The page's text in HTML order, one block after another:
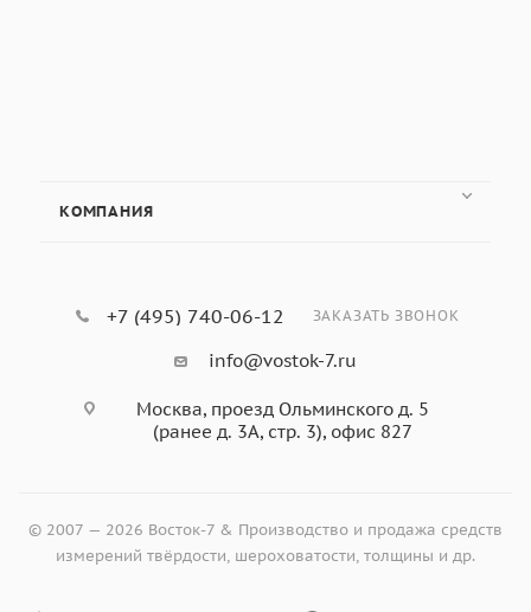
КОМПАНИЯ
+7 (495) 740-06-12 ЗАКАЗАТЬ ЗВОНОК
info@vostok-7.ru
Москва, проезд Ольминского д. 5
(ранее д. 3А, стр. 3), офис 827
© 2007 — 2026 Восток-7 & Производство и продажа средств
измерений твёрдости, шероховатости, толщины и др.